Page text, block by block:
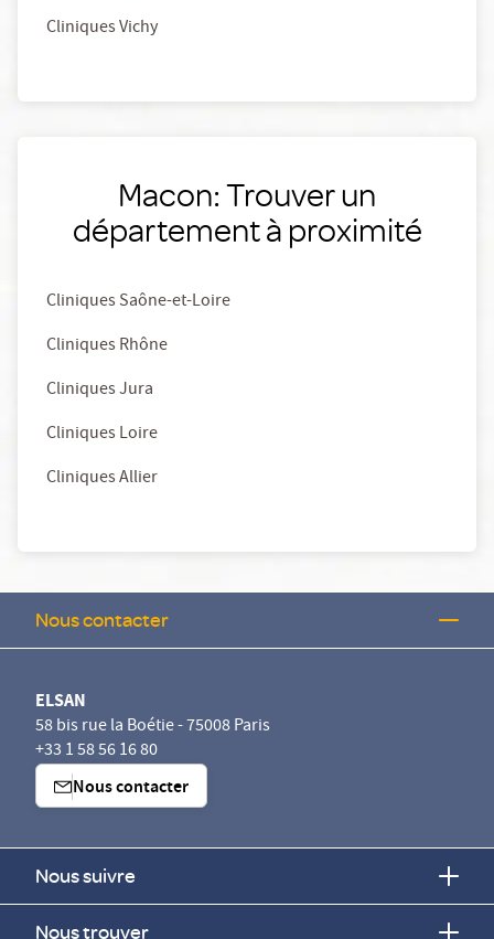
Cliniques Vichy
Macon: Trouver un
département à proximité
Cliniques Saône-et-Loire
Cliniques Rhône
Cliniques Jura
Cliniques Loire
Cliniques Allier
Nous contacter
ELSAN
58 bis rue la Boétie - 75008 Paris
+33 1 58 56 16 80
Nous contacter
Nous suivre
Nous trouver